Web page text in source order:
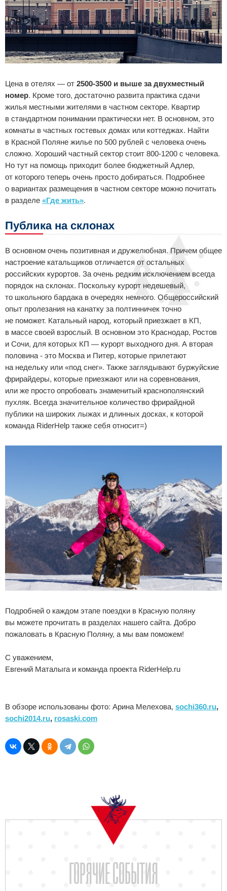
Цена в отелях — от 2500-3500 и выше за двухместный
номер. Кроме того, достаточно развита практика сдачи
жилья местными жителями в частном секторе. Квартир
в стандартном понимании практически нет. В основном, это
комнаты в частных гостевых домах или коттеджах. Найти
в Красной Поляне жилье по 500 рублей с человека очень
сложно. Хороший частный сектор стоит 800-1200 с человека.
Но тут на помощь приходит более бюджетный Адлер,
от которого теперь очень просто добираться. Подробнее
о вариантах размещения в частном секторе можно почитать
в разделе «Где жить».
Публика на склонах
В основном очень позитивная и дружелюбная. Причем общее
настроение катальщиков отличается от остальных
российских курортов. За очень редким исключением всегда
порядок на склонах. Поскольку курорт недешевый,
то школьного бардака в очередях немного. Общероссийский
опыт пролезания на канатку за полтинничек точно
не поможет. Катальный народ, который приезжает в КП,
в массе своей взрослый. В основном это Краснодар, Ростов
и Сочи, для которых КП — курорт выходного дня. А вторая
половина - это Москва и Питер, которые прилетают
на недельку или «под снег». Также заглядывают буржуйские
фрирайдеры, которые приезжают или на соревнования,
или же просто опробовать знаменитый краснополянский
пухляк. Всегда значительное количество фрирайдной
публики на широких лыжах и длинных досках, к которой
команда RiderHelp также себя относит=)
Подробней о каждом этапе поездки в Красную поляну
вы можете прочитать в разделах нашего сайта. Добро
пожаловать в Красную Поляну, а мы вам поможем!
С уважением,
Евгений Маталыга и команда проекта RiderHelp.ru
В обзоре использованы фото: Арина Мелехова, sochi360.ru,
sochi2014.ru, rosaski.com
ГОРЯЧИЕ СОБЫТИЯ